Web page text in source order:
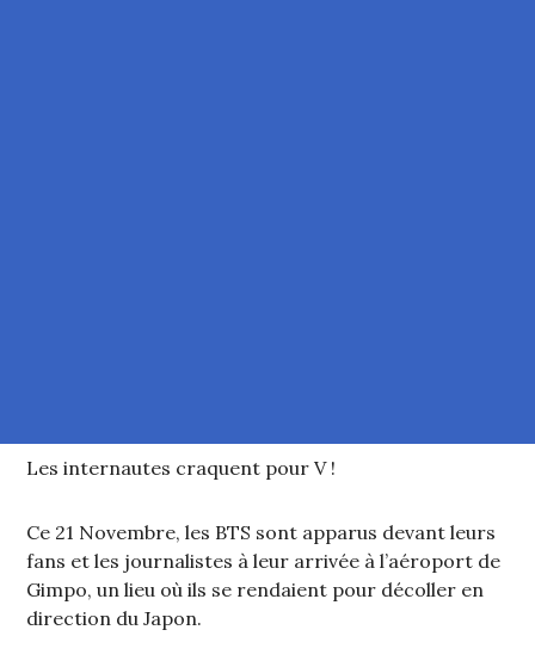
Les internautes craquent pour V !
Ce 21 Novembre, les BTS sont apparus devant leurs
fans et les journalistes à leur arrivée à l’aéroport de
Gimpo, un lieu où ils se rendaient pour décoller en
direction du Japon.